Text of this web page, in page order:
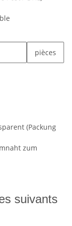
pièces
(Packung
zum
suivants